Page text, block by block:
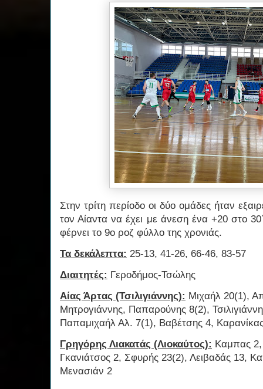
Στην τρίτη περίοδο οι δύο ομάδες ήταν
τον Αίαντα να έχει με άνεση ένα +20 στο
φέρνει το 9ο ροζ φύλλο της χρονιάς.
Τα δεκάλεπτα: 25-13, 41-26, 66-46, 83-57
Διαιτητές: Γεροδήμος-Τσώλης
Αίας Άρτας (Τσιλιγιάννης): Μιχαήλ 20(1),
Μητρογιάννης, Παπαρούνης 8(2),
Παπαμιχαήλ Αλ. 7(1), Βαβέτσης 4,
Γρηγόρης Λιακατάς (Λιοκαύτος): Καμπας
Γκανιάτσος 2, Σφυρής 23(2), Λειβαδάς 13,
Μενασιάν 2